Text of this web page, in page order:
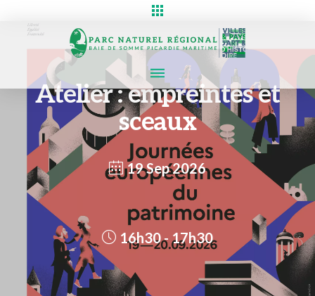
Atelier : empreintes et
sceaux
19 Sep 2026
16h30 - 17h30